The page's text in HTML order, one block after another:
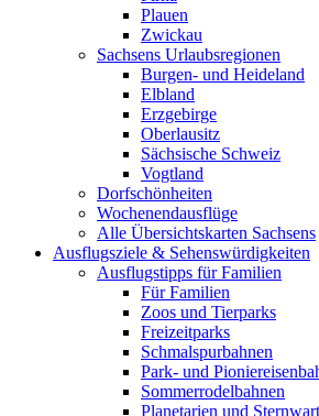
Plauen
Zwickau
Sachsens Urlaubsregionen
Burgen- und Heideland
Elbland
Erzgebirge
Oberlausitz
Sächsische Schweiz
Vogtland
Dorfschönheiten
Wochenendausflüge
Alle Übersichtskarten Sachsens
Ausflugsziele & Sehenswürdigkeiten
Ausflugstipps für Familien
Für Familien
Zoos und Tierparks
Freizeitparks
Schmalspurbahnen
Park- und
Sommerrodelbahnen
Planetarien und